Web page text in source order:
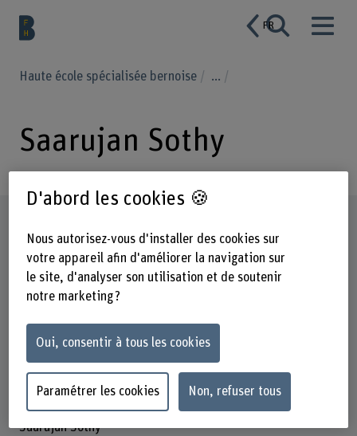
FR
Haute école spécialisée bernoise ...
Saarujan Sothy
Saarujan Sothy
D'abord les cookies 🍪
Nous autorisez-vous d'installer des cookies sur
votre appareil afin d'améliorer la navigation sur
le site, d'analyser son utilisation et de soutenir
notre marketing ?
Oui, consentir à tous les cookies
Paramétrer les cookies Non, refuser tous